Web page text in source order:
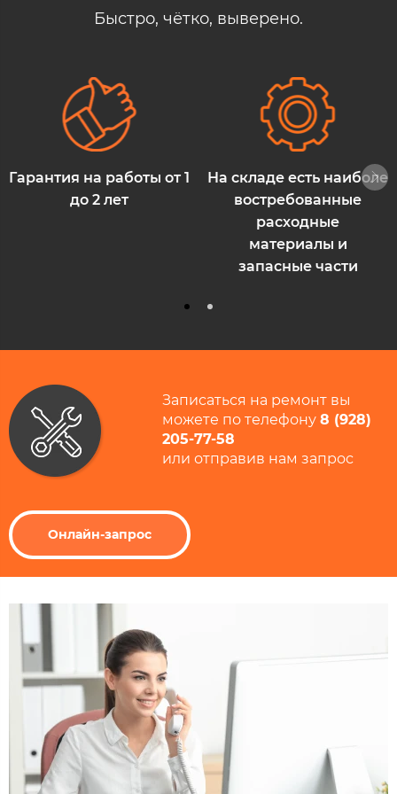
Быстро, чётко, выверено.
Гарантия на работы от 1
до 2 лет
На складе есть наиболее
востребованные
расходные
материалы и
запасные части
Записаться на ремонт вы
можете по телефону 8 (928)
205-77-58
или отправив нам запрос
Онлайн-запрос